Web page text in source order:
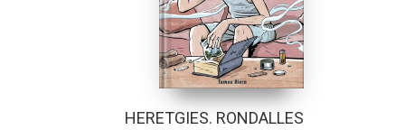
HERETGIES. RONDALLES